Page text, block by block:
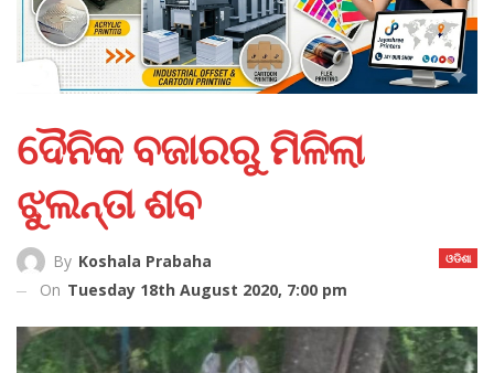
ଦୈନିକ ବଜାରରୁ ମିଳିଲା
ଝୁଲନ୍ତା ଶବ
ଓଡିଶା
By Koshala Prabaha
On Tuesday 18th August 2020, 7:00 pm